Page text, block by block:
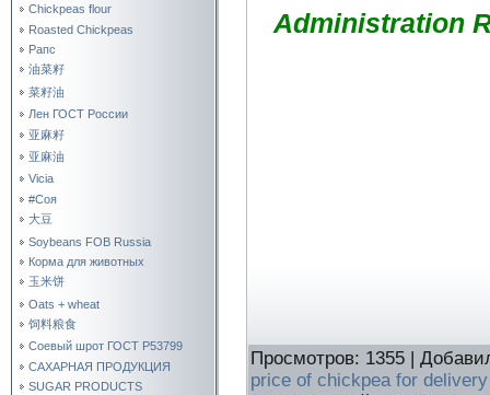
Chickpeas flour
Roasted Chickpeas
Рапс
油菜籽
菜籽油
Лен ГОСТ России
亚麻籽
亚麻油
Vicia
#Соя
大豆
Soybeans FOB Russia
Корма для животных
玉米饼
Oats + wheat
饲料粮食
Соевый шрот ГОСТ Р53799
САХАРНАЯ ПРОДУКЦИЯ
SUGAR PRODUCTS
Administration
Просмотров: 1355 |
price of chickpea for